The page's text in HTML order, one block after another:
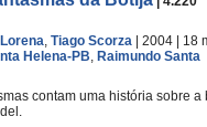
, Tiago Scorza | 2004 | 18
Helena-PB, Raimundo Santa
contam uma história sobre a